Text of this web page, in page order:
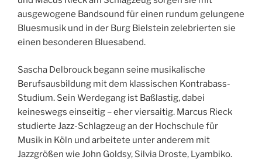
ausgewogene Bandsound für einen rundum gelungene
Bluesmusik und in der Burg Bielstein zelebrierten sie
einen besonderen Bluesabend.
Sascha Delbrouck begann seine musikalische
Berufsausbildung mit dem klassischen Kontrabass-
Studium. Sein Werdegang ist Baßlastig, dabei
keineswegs einseitig – eher viersaitig. Marcus Rieck
studierte Jazz-Schlagzeug an der Hochschule für
Musik in Köln und arbeitete unter anderem mit
Jazzgrößen wie John Goldsy, Silvia Droste, Lyambiko.